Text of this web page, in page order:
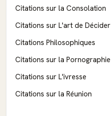
Citations sur la Consolation
Citations sur L'art de Décider
Citations Philosophiques
Citations sur la Pornographie
Citations sur L'ivresse
Citations sur la Réunion